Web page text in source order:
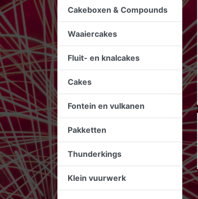
Cakeboxen & Compounds
Waaiercakes
Fluit- en knalcakes
Cakes
Fontein en vulkanen
Pakketten
Thunderkings
Klein vuurwerk